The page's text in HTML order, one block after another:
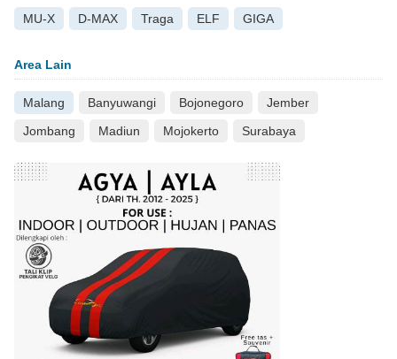
MU-X D-MAX Traga ELF GIGA
Area Lain
Malang Banyuwangi Bojonegoro
Jember
Jombang
Madiun Mojokerto Surabaya